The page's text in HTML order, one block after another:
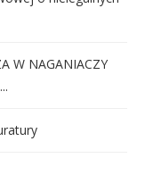
W NAGANIACZY